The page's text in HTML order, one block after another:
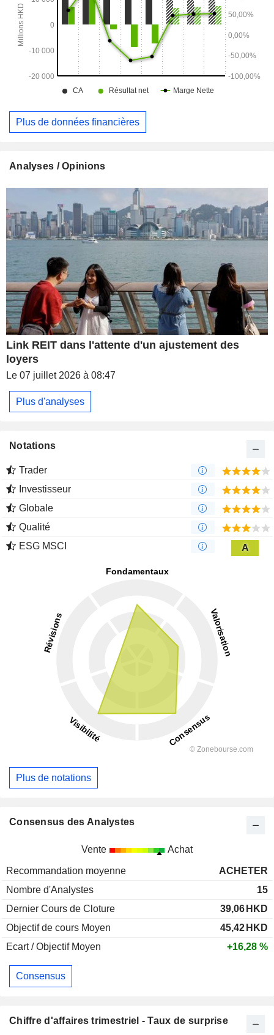
Plus de données financières
Analyses / Opinions
Link REIT dans l'attente d'un ajustement des
loyers
Le 07 juillet 2026 à 08:47
Plus d'analyses
Notations
Trader
Investisseur
Globale
Qualité
ESG MSCI
A
Plus de notations
Consensus des Analystes
Vente Achat
Recommandation moyenne
ACHETER
Nombre d'Analystes
15
Dernier Cours de Cloture
39,06 HKD
Objectif de cours Moyen
45,42 HKD
Ecart / Objectif Moyen
+16,28 %
Consensus
Chiffre d'affaires trimestriel - Taux de surprise